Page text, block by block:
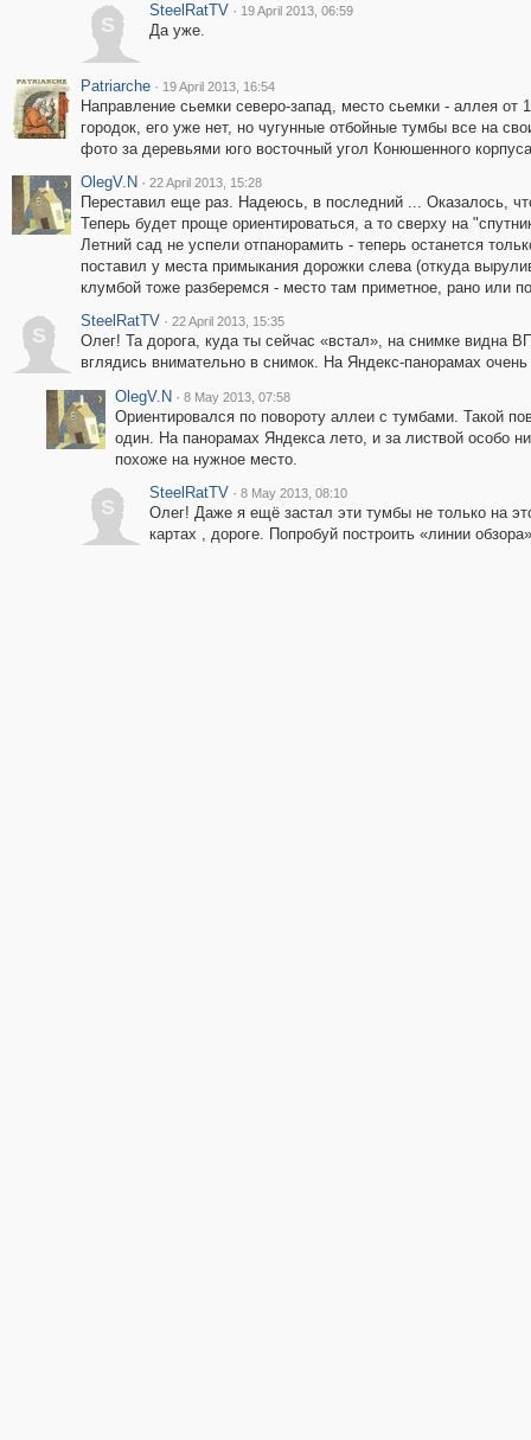
S
SteelRatTV · 19 April 2013, 06:59
Да уже.
Patriarche · 19 April 2013, 16:54
Направление сьемки северо-запад, место сьемки - аллея
городок, его уже нет, но чугунные отбойные тумбы все на
фото за деревьями юго восточный угол Конюшенного
OlegV.N · 22 April 2013, 15:28
Переставил еще раз. Надеюсь, в последний ... Оказалось,
Теперь будет проще ориентироваться, а то сверху на
Летний сад не успели отпанорамить - теперь останется
поставил у места примыкания дорожки слева (откуда
клумбой тоже разберемся - место там приметное, рано или
S
SteelRatTV · 22 April 2013, 15:35
Олег! Та дорога, куда ты сейчас «встал», на снимке видна
вглядись внимательно в снимок. На Яндекс-панорамах
OlegV.N · 8 May 2013, 07:58
Ориентировался по повороту аллеи с тумбами. Такой
один. На панорамах Яндекса лето, и за листвой особо
похоже на нужное место.
S
SteelRatTV · 8 May 2013, 08:10
Олег! Даже я ещё застал эти тумбы не только на
картах , дороге. Попробуй построить «линии